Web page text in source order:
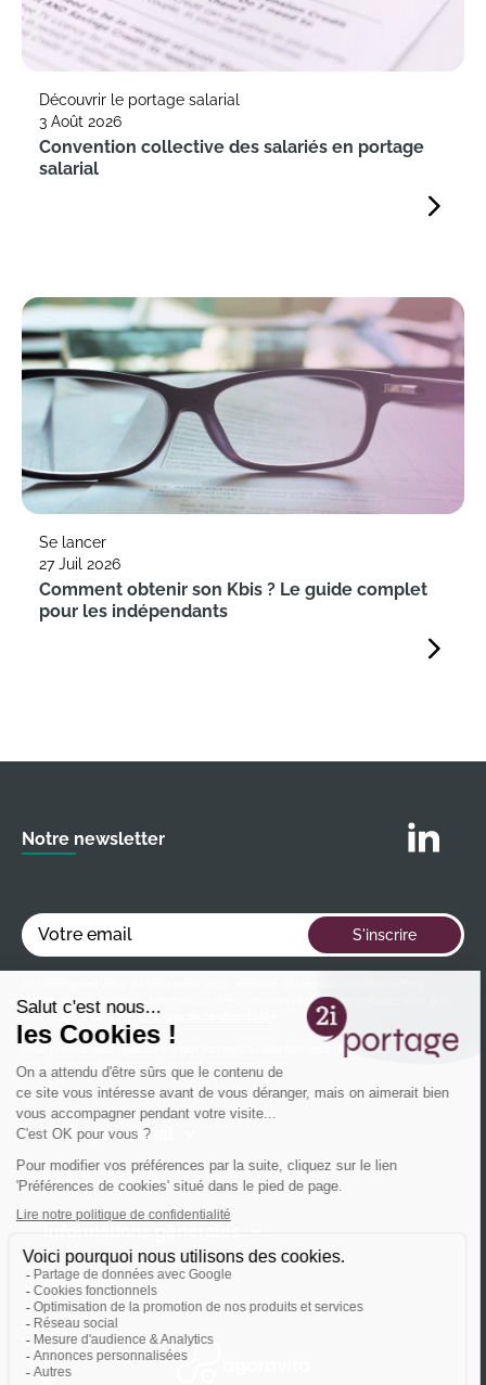
Découvrir le portage salarial
3 Août 2026
Convention collective des salariés en portage
salarial
Se lancer
27 Juil 2026
Comment obtenir son Kbis ? Le guide complet
pour les indépendants
Portage salarial
Services 2i
Agences
Agoravita, Une vision proactive du digital
Notre newsletter
Votre email S'inscrire
contenant nos dernières informations et événements et vous reconnaissez avoir pris
connaissance de notrepolitique de confidentialité
Vous pouvez vous désincrire à tout moment à l'aide des liens de désinscription ou en
nous contactant à l'adresse
contact@2iportage.com
Suivez